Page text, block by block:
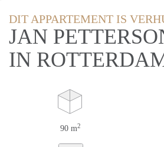
DIT APPARTEMENT IS
JAN
IN
90 m2